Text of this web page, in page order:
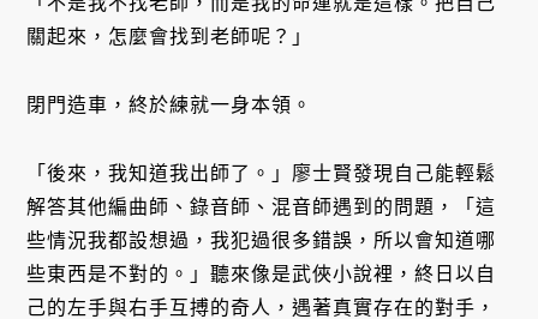
關起來，怎麼會找到老師呢？」
閉門造車，終於練就一身本領。
「後來，我知道我出師了。」廖士賢發現自己能輕鬆
解答其他編曲師、錄音師、混音師遇到的問題，「這
些情況我都設想過，我犯過很多錯誤，所以會知道哪
些東西是不對的。」聽來像是武俠小說裡，終日以自
己的左手與右手互搏的奇人，遇著真實存在的對手，